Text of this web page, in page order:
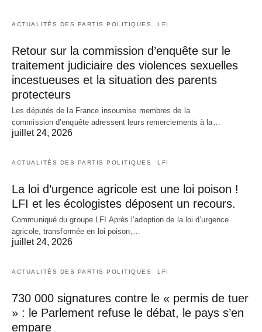
ACTUALITÉS DES PARTIS POLITIQUES LFI
Retour sur la commission d’enquête sur le
traitement judiciaire des violences sexuelles
incestueuses et la situation des parents
protecteurs
Les députés de la France insoumise membres de la
commission d’enquête adressent leurs remerciements à la…
juillet 24, 2026
ACTUALITÉS DES PARTIS POLITIQUES LFI
La loi d’urgence agricole est une loi poison !
LFI et les écologistes déposent un recours.
Communiqué du groupe LFI Après l’adoption de la loi d’urgence
agricole, transformée en loi poison,…
juillet 24, 2026
ACTUALITÉS DES PARTIS POLITIQUES LFI
730 000 signatures contre le « permis de tuer
» : le Parlement refuse le débat, le pays s’en
empare